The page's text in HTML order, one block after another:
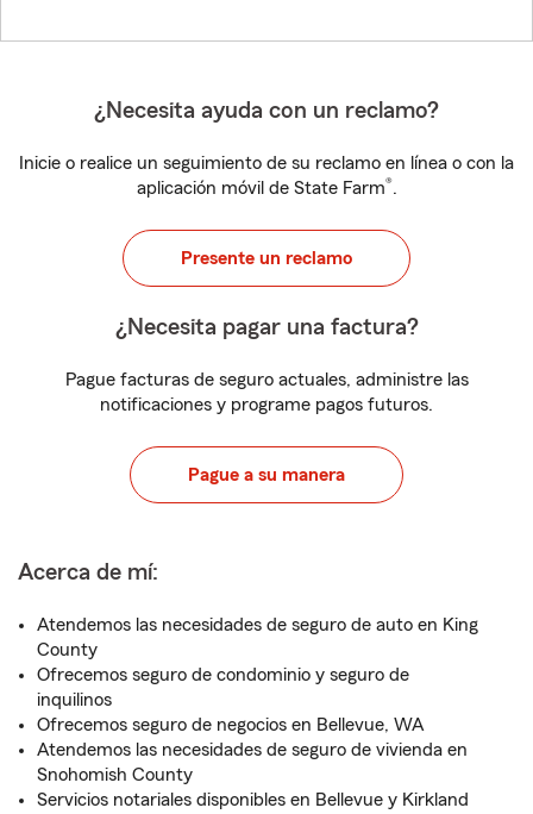
¿Necesita ayuda con un reclamo?
Inicie o realice un seguimiento de su reclamo en línea o con la
aplicación móvil de State Farm®.
Presente un reclamo
¿Necesita pagar una factura?
Pague facturas de seguro actuales, administre las
notificaciones y programe pagos futuros.
Pague a su manera
Acerca de mí:
Atendemos las necesidades de seguro de auto en King
County
Ofrecemos seguro de condominio y seguro de
inquilinos
Ofrecemos seguro de negocios en Bellevue, WA
Atendemos las necesidades de seguro de vivienda en
Snohomish County
Servicios notariales disponibles en Bellevue y Kirkland